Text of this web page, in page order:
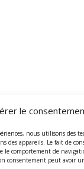
le
nous utilisons des
des appareils. Le fait de
le comportement de
consentement peut avoir